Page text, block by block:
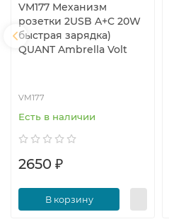
VM177 Механизм
розетки 2USB A+C 20W
быстрая зарядка)
QUANT Ambrella Volt
VM177
Есть в наличии
2650 ₽
В корзину